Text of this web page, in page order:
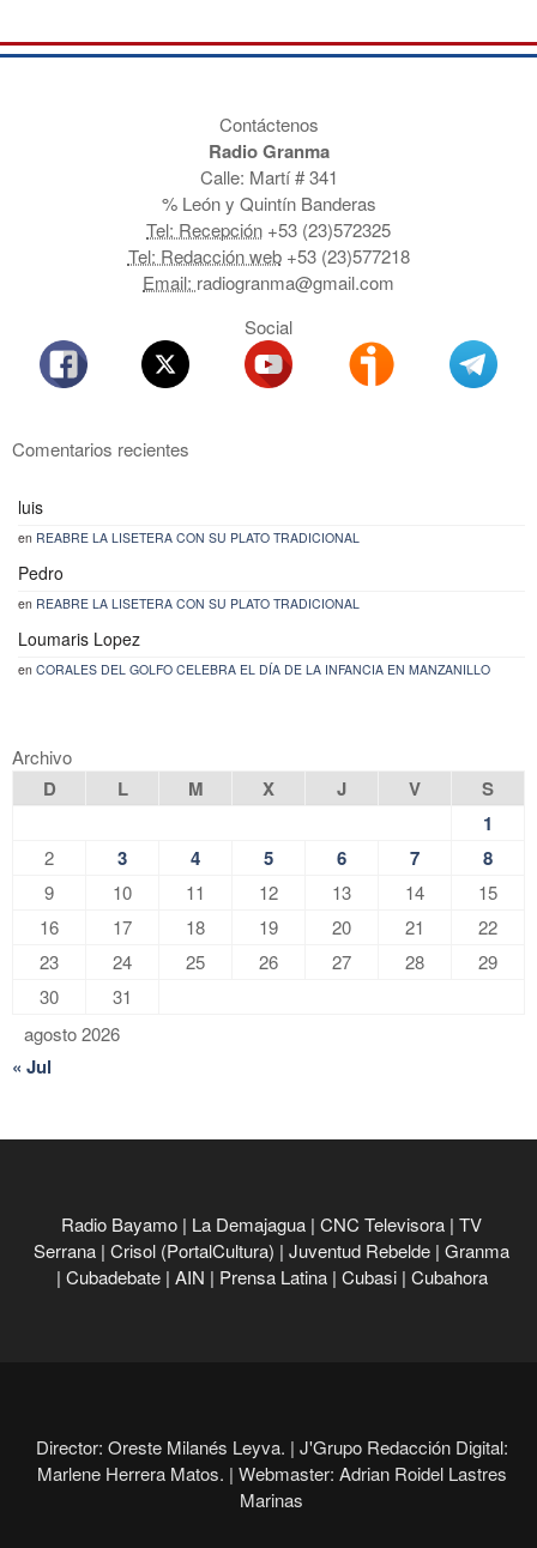
Contáctenos
Radio Granma
Calle: Martí # 341
% León y Quintín Banderas
Tel: Recepción +53 (23)572325
Tel: Redacción web+53 (23)577218
Email: radiogranma@gmail.com
Social
Comentarios recientes
luis
en REABRE LA LISETERA CON SU PLATO TRADICIONAL
Pedro
en REABRE LA LISETERA CON SU PLATO TRADICIONAL
Loumaris Lopez
en CORALES DEL GOLFO CELEBRA EL DÍA DE LA INFANCIA EN MANZANILLO
Archivo
agosto 2026
D L M X J V
S
1
2 3 4 5 6 7 8
9 10 11 12 13 14
15
16
17 18 19 20 21
22
23
24 25 26 27 28
29
30
31
« Jul
Radio Bayamo | La Demajagua | CNC Televisora | TV
Serrana | Crisol (PortalCultura) | Juventud Rebelde | Granma
| Cubadebate | AIN | Prensa Latina | Cubasi | Cubahora
Director: Oreste Milanés Leyva. | J'Grupo Redacción Digital:
Marlene Herrera Matos. | Webmaster: Adrian Roidel Lastres
Marinas